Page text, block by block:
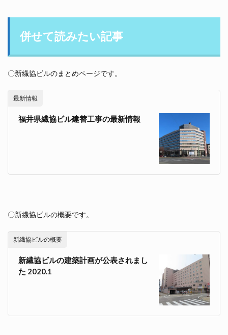
併せて読みたい記事
〇新繊協ビルのまとめページです。
最新情報
福井県繊協ビル建替工事の最新情報
〇新繊協ビルの概要です。
新繊協ビルの概要
新繊協ビルの建築計画が公表されまし
た 2020.1